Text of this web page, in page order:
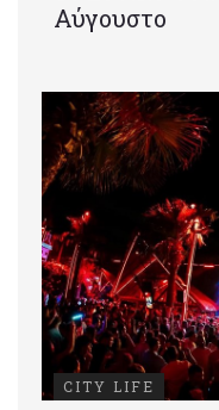
Αύγουστο
CITY LIFE